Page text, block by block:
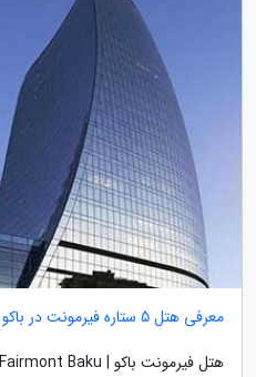
معرفی هتل 5 ستاره فیرمونت در باکو